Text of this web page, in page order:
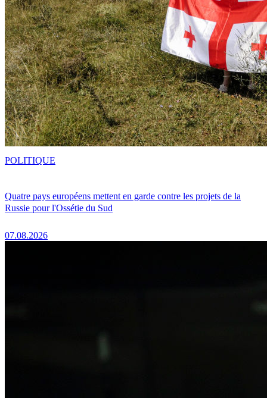
Quatre pays européens mettent en garde contre les projets de la
Russie pour l'Ossétie du Sud
07.08.2026
POLITIQUE